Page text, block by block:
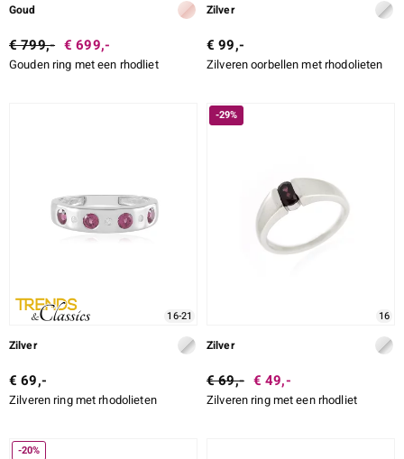
Goud
€ 799,- € 699,-
Gouden ring met een rhodliet
Zilver
€ 99,-
Zilveren oorbellen met rhodolieten
16-21
Zilver
€ 69,-
Zilveren ring met rhodolieten
-29%
16
Zilver
€ 69,- € 49,-
Zilveren ring met een rhodliet
-20%